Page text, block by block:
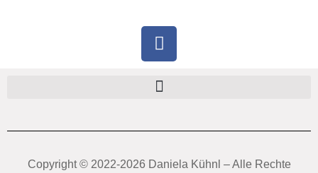
Copyright ©️ 2022-2026 Daniela Kühnl – Alle Rechte